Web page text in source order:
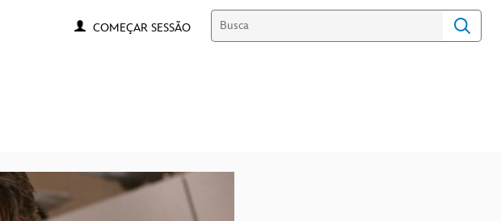
COMEÇAR SESSÃO